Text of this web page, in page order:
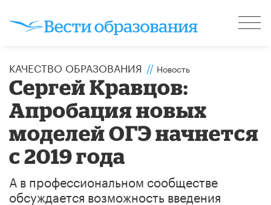
КАЧЕСТВО ОБРАЗОВАНИЯ // Новость
Сергей Кравцов:
Апробация новых
моделей ОГЭ начнется
с 2019 года
А в профессиональном сообществе
обсуждается возможность введения